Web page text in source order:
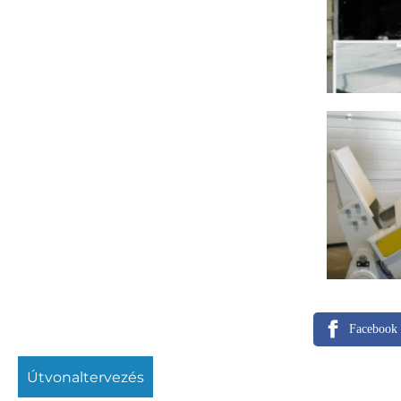
útvonaltervezés
Facebook